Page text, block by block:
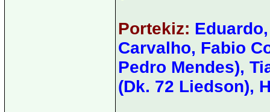
Portekiz:
Carvalho, Fabio
Pedro Mendes),
(Dk. 72 Liedson),